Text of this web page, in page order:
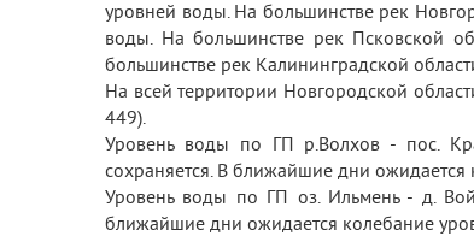
уровней воды. На большинстве рек
воды. На большинстве рек Псковской
большинстве рек Калининградской
На всей территории Новгородской
449).
Уровень воды по ГП р.Волхов - пос.
сохраняется. В ближайшие дни
Уровень воды по ГП оз. Ильмень - д.
ближайшие дни ожидается колебание